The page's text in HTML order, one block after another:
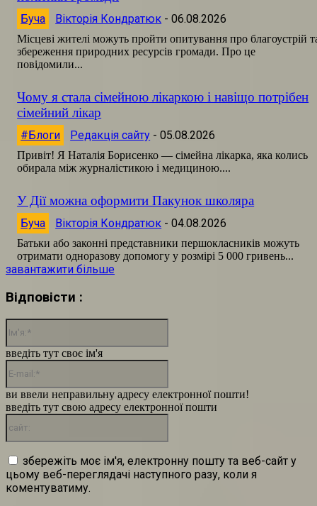
Буча Вікторія Кондратюк - 06.08.2026
Місцеві жителі можуть пройти опитування про благоустрій
збереження природних ресурсів громади. Про це
повідомили...
Чому я стала сімейною лікаркою і навіщо потрібен
сімейний лікар
#Блоги Редакція сайту - 05.08.2026
Привіт! Я Наталія Борисенко — сімейна лікарка, яка колись
обирала між журналістикою і медициною....
У Дії можна оформити Пакунок школяра
Буча Вікторія Кондратюк - 04.08.2026
Батьки або законні представники першокласників можуть
отримати одноразову допомогу у розмірі 5 000 гривень...
завантажити більше
Відповісти :
введіть тут своє ім'я
ви ввели неправильну адресу електронної пошти!
введіть тут свою адресу електронної пошти
збережіть моє ім'я, електронну пошту та веб-сайт у
цьому веб-переглядачі наступного разу, коли я
коментуватиму.